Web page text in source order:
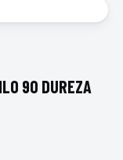
90 DUREZA